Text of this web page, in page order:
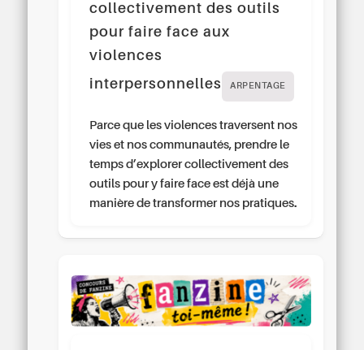
collectivement des outils
pour faire face aux
violences
interpersonnelles
ARPENTAGE
Parce que les violences traversent nos
vies et nos communautés, prendre le
temps d’explorer collectivement des
outils pour y faire face est déjà une
manière de transformer nos pratiques.